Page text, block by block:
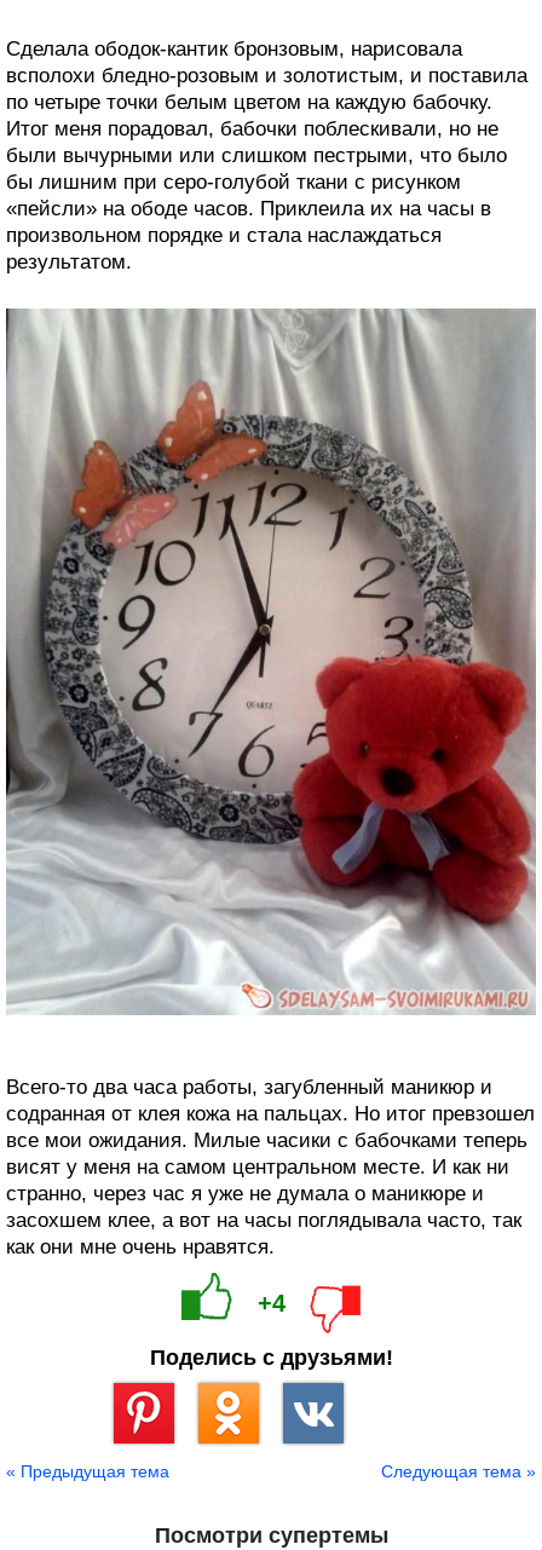
Сделала ободок-кантик бронзовым, нарисовала
всполохи бледно-розовым и золотистым, и поставила
по четыре точки белым цветом на каждую бабочку.
Итог меня порадовал, бабочки поблескивали, но не
были вычурными или слишком пестрыми, что было
бы лишним при серо-голубой ткани с рисунком
«пейсли» на ободе часов. Приклеила их на часы в
произвольном порядке и стала наслаждаться
результатом.
Всего-то два часа работы, загубленный маникюр и
содранная от клея кожа на пальцах. Но итог превзошел
все мои ожидания. Милые часики с бабочками теперь
висят у меня на самом центральном месте. И как ни
странно, через час я уже не думала о маникюре и
засохшем клее, а вот на часы поглядывала часто, так
как они мне очень нравятся.
+4
Поделись с друзьями!
« Предыдущая тема Следующая тема »
Посмотри супертемы